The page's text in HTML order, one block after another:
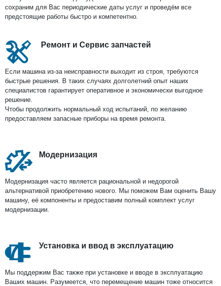
сохраним для Вас периодические даты услуг и проведём все
предстоящие работы быстро и компетентно.
Ремонт и Сервис запчастей
Если машина из-за неисправности выходит из строя, требуются
быстрые решения. В таких случаях долголетний опыт наших
специалистов гарантирует оперативное и экономически выгодное
решение.
Чтобы продолжить нормальный ход испытаний, по желанию
предоставляем запасные приборы на время ремонта.
Модернизация
Модернизация часто является рациональной и недорогой
альтернативой приобретению нового. Мы поможем Вам оценить Вашу
машину, её компоненты и предоставим полный комплект услуг
модернизации.
Установка и ввод в эксплуатацию
Мы поддержим Вас также при установке и вводе в эксплуатацию
Ваших машин. Разумеется, что перемещение машин тоже относится